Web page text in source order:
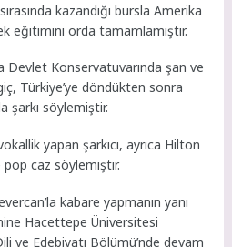
kazandığı bursla Amerika
eğitimini orda tamamlamıştır.
Devlet Konservatuvarında şan ve
Türkiye’ye döndükten sonra
şarkı söylemiştir.
yapan şarkıcı, ayrıca Hilton
pop caz söylemiştir.
kabare yapmanın yanı
Hacettepe Üniversitesi
ve Edebiyatı Bölümü’nde devam